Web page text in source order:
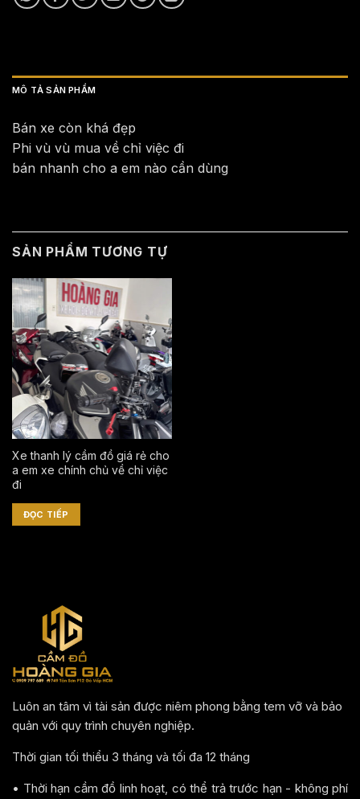
MÔ TẢ SẢN PHẨM
Bán xe còn khá đẹp
Phi vù vù mua về chỉ việc đi
bán nhanh cho a em nào cần dùng
SẢN PHẨM TƯƠNG TỰ
Xe thanh lý cầm đồ giá rẻ cho
a em xe chính chủ về chỉ việc
đi
ĐỌC TIẾP
Luôn an tâm vì tài sản được niêm phong bằng tem vỡ và bảo
quản với quy trình chuyên nghiệp.
Thời gian tối thiểu 3 tháng và tối đa 12 tháng
• Thời hạn cầm đồ linh hoạt, có thể trả trước hạn - không phí